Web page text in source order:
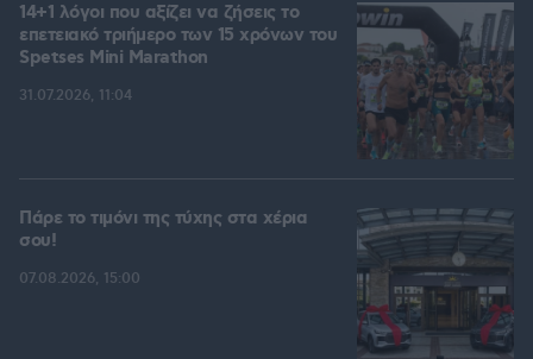
14+1 λόγοι που αξίζει να ζήσεις το
επετειακό τριήμερο των 15 χρόνων του
Spetses Mini Marathon
31.07.2026, 11:04
Πάρε το τιμόνι της τύχης στα χέρια
σου!
07.08.2026, 15:00